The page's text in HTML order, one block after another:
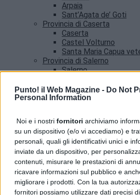
Punto! il Web Magazine - Do Not
Personal Information
Noi e i nostri fornitori archiviamo
su un dispositivo (e/o vi accediamo) e
personali, quali gli identificativi unici e
inviate da un dispositivo, per
contenuti, misurare le prestazioni di
ricavare informazioni sul pubblico e
migliorare i prodotti. Con la tua
fornitori possiamo utilizzare dati precisi
Arpaia
Sant’Agata de’ Goti
Provincia di Caserta
Caserta
Castel Volturno
Santa Maria Capua
Provincia di Salerno
Salerno
Amalfi
Angri
Terra dei Fuochi, il
Control Room interforze